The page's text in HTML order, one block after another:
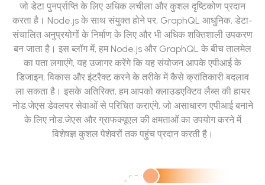
जो डेटा पुनर्प्राप्ति के लिए अधिक लचीला और कुशल दृष्टिकोण प्रदान
करता है। Node.js के साथ संयुक्त होने पर, GraphQL आधुनिक, डेटा-
संचालित अनुप्रयोगों के निर्माण के लिए और भी अधिक शक्तिशाली उपकरण
बन जाता है। इस ब्लॉग में, हम Node.js और GraphQL के बीच तालमेल
का पता लगाएंगे, यह उजागर करेंगे कि यह संयोजन आपके एपीआई के
डिजाइन, विकास और इंटरैक्ट करने के तरीके में कैसे क्रांतिकारी बदलाव
ला सकता है। इसके अतिरिक्त, हम आपको क्लाउडएक्टिव लैब्स की हायर
नोड.जेएस डेवलपर सेवाओं से परिचित कराएंगे, जो असाधारण एपीआई बनाने
के लिए नोड.जेएस और ग्राफक्यूएल की क्षमताओं का उपयोग करने में
विशेषज्ञ कुशल पेशेवरों तक पहुंच प्रदान करती है।